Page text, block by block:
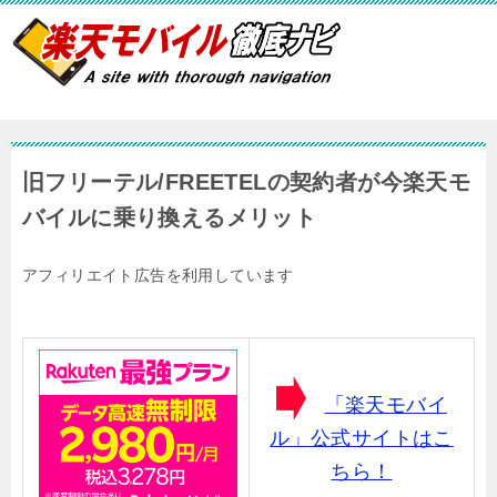
旧フリーテル/FREETELの契約者が今楽天モ
バイルに乗り換えるメリット
アフィリエイト広告を利用しています
「楽天モバイ
ル」公式サイトはこ
ちら！